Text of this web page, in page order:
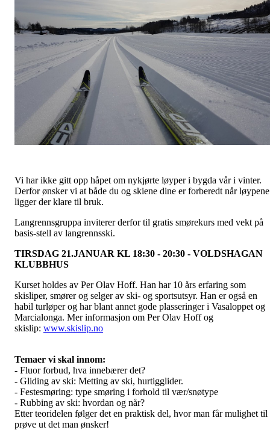
Vi har ikke gitt opp håpet om nykjørte løyper i bygda vår i vinter.
Derfor ønsker vi at både du og skiene dine er forberedt når løypene
ligger der klare til bruk.
Langrennsgruppa inviterer derfor til gratis smørekurs med vekt på
basis-stell av langrennsski.
TIRSDAG 21.JANUAR KL 18:30 - 20:30 - VOLDSHAGAN
KLUBBHUS
Kurset holdes av Per Olav Hoff. Han har 10 års erfaring som
skisliper, smører og selger av ski- og sportsutsyr. Han er også en
habil turløper og har blant annet gode plasseringer i Vasaloppet og
Marcialonga. Mer informasjon om Per Olav Hoff og
skislip: www.skislip.no
Temaer vi skal innom:
- Fluor forbud, hva innebærer det?
- Gliding av ski: Metting av ski, hurtigglider.
- Festesmøring: type smøring i forhold til vær/snøtype
- Rubbing av ski: hvordan og når?
Etter teoridelen følger det en praktisk del, hvor man får mulighet til
prøve ut det man ønsker!